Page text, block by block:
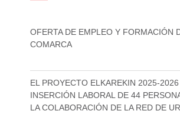
OFERTA DE EMPLEO Y FORMACIÓN
COMARCA
EL PROYECTO ELKAREKIN 2025-
INSERCIÓN LABORAL DE 44
LA COLABORACIÓN DE LA RED DE